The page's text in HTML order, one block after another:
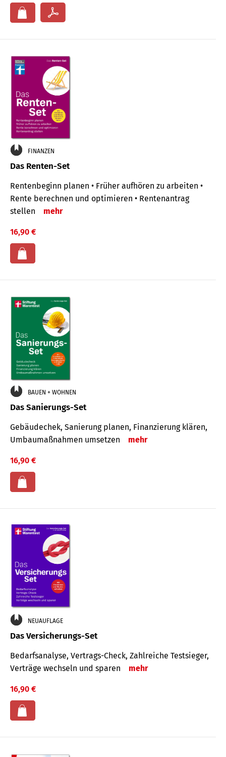
FINANZEN
Das Renten-Set
Rentenbeginn planen • Früher aufhören zu arbeiten •
Rente berechnen und optimieren • Rentenantrag
stellen
mehr
16,90 €
BAUEN + WOHNEN
Das Sanierungs-Set
Gebäudechek, Sanierung planen, Finanzierung klären,
Umbaumaßnahmen umsetzen
mehr
16,90 €
NEUAUFLAGE
Das Versicherungs-Set
Bedarfsanalyse, Vertrags-Check, Zahlreiche Testsieger,
Verträge wechseln und sparen
mehr
16,90 €